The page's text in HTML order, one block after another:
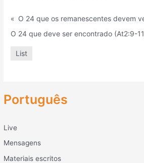
Português
Live
Mensagens
Materiais escritos
« O 24 que os remanescentes devem
O 24 que deve ser encontrado (At2:9-
List